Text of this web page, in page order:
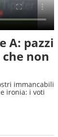
A: pazzi
non
immancabili
ironia: i voti